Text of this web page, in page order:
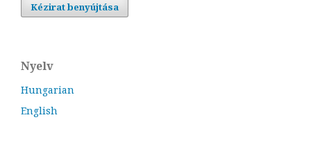
Kézirat benyújtása
Nyelv
Hungarian
English